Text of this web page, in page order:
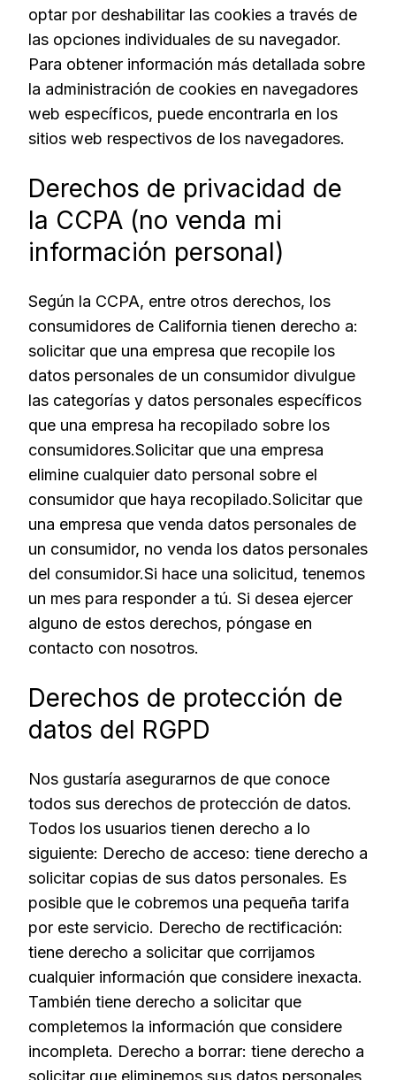
optar por deshabilitar las cookies a través de
las opciones individuales de su navegador.
Para obtener información más detallada sobre
la administración de cookies en navegadores
web específicos, puede encontrarla en los
sitios web respectivos de los navegadores.
Derechos de privacidad de
la CCPA (no venda mi
información personal)
Según la CCPA, entre otros derechos, los
consumidores de California tienen derecho a:
solicitar que una empresa que recopile los
datos personales de un consumidor divulgue
las categorías y datos personales específicos
que una empresa ha recopilado sobre los
consumidores.Solicitar que una empresa
elimine cualquier dato personal sobre el
consumidor que haya recopilado.Solicitar que
una empresa que venda datos personales de
un consumidor, no venda los datos personales
del consumidor.Si hace una solicitud, tenemos
un mes para responder a tú. Si desea ejercer
alguno de estos derechos, póngase en
contacto con nosotros.
Derechos de protección de
datos del RGPD
Nos gustaría asegurarnos de que conoce
todos sus derechos de protección de datos.
Todos los usuarios tienen derecho a lo
siguiente: Derecho de acceso: tiene derecho a
solicitar copias de sus datos personales. Es
posible que le cobremos una pequeña tarifa
por este servicio. Derecho de rectificación:
tiene derecho a solicitar que corrijamos
cualquier información que considere inexacta.
También tiene derecho a solicitar que
completemos la información que considere
incompleta. Derecho a borrar: tiene derecho a
solicitar que eliminemos sus datos personales,